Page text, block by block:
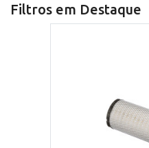
Filtros em Destaque